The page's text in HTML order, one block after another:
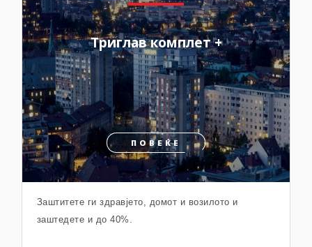
Триглав комплет +
ПОВЕЌЕ
Заштитете ги здравјето, домот и возилото и
заштедете и до 40%.